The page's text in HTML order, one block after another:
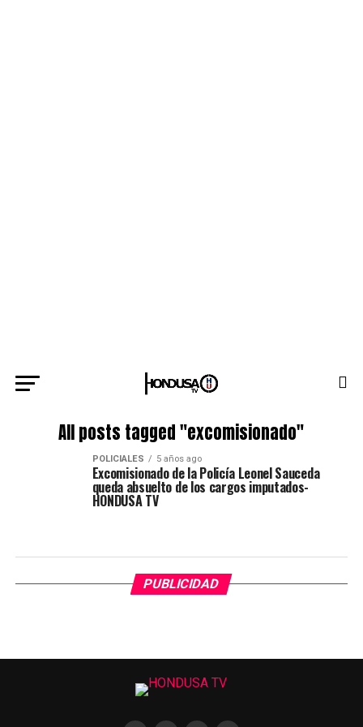
All posts tagged "excomisionado"
POLICIALES 5 años ago
Excomisionado de la Policía Leonel Sauceda
queda absuelto de los cargos imputados-
HONDUSA TV
PUBLICIDAD